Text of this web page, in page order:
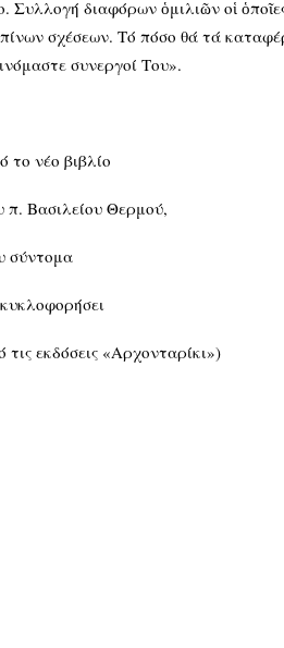
Συλλογή διαφόρων ὁμιλιῶν οἱ
σχέσεων. Τό πόσο θά τά
συνεργοί Του».
το νέο βιβλίο
π. Βασιλείου Θερμού,
σύντομα
τις εκδόσεις «Αρχονταρίκι»)